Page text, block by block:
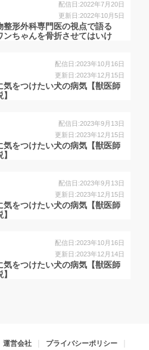
配信日:2022年7月20日
更新日:2022年10月5日
整形外科専門医の視点で語る
ンちゃんを骨折させてはいけ
配信日:2023年10月16日
更新日:2023年12月15日
気をつけたい犬の病気【獣医師
配信日:2023年9月13日
更新日:2023年12月15日
気をつけたい犬の病気【獣医師
配信日:2023年9月13日
更新日:2023年12月15日
気をつけたい犬の病気【獣医師
配信日:2023年10月16日
更新日:2023年12月14日
気をつけたい犬の病気【獣医師
運営会社 プライバシーポリシー